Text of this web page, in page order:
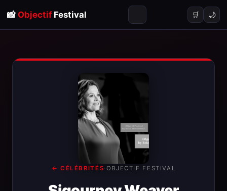
📸 ObjectifFestival 🛒 🌙
← CÉLÉBRITÉS· OBJECTIF FESTIVAL